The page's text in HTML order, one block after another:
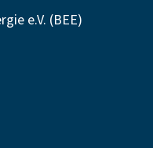
e.V. (BEE)